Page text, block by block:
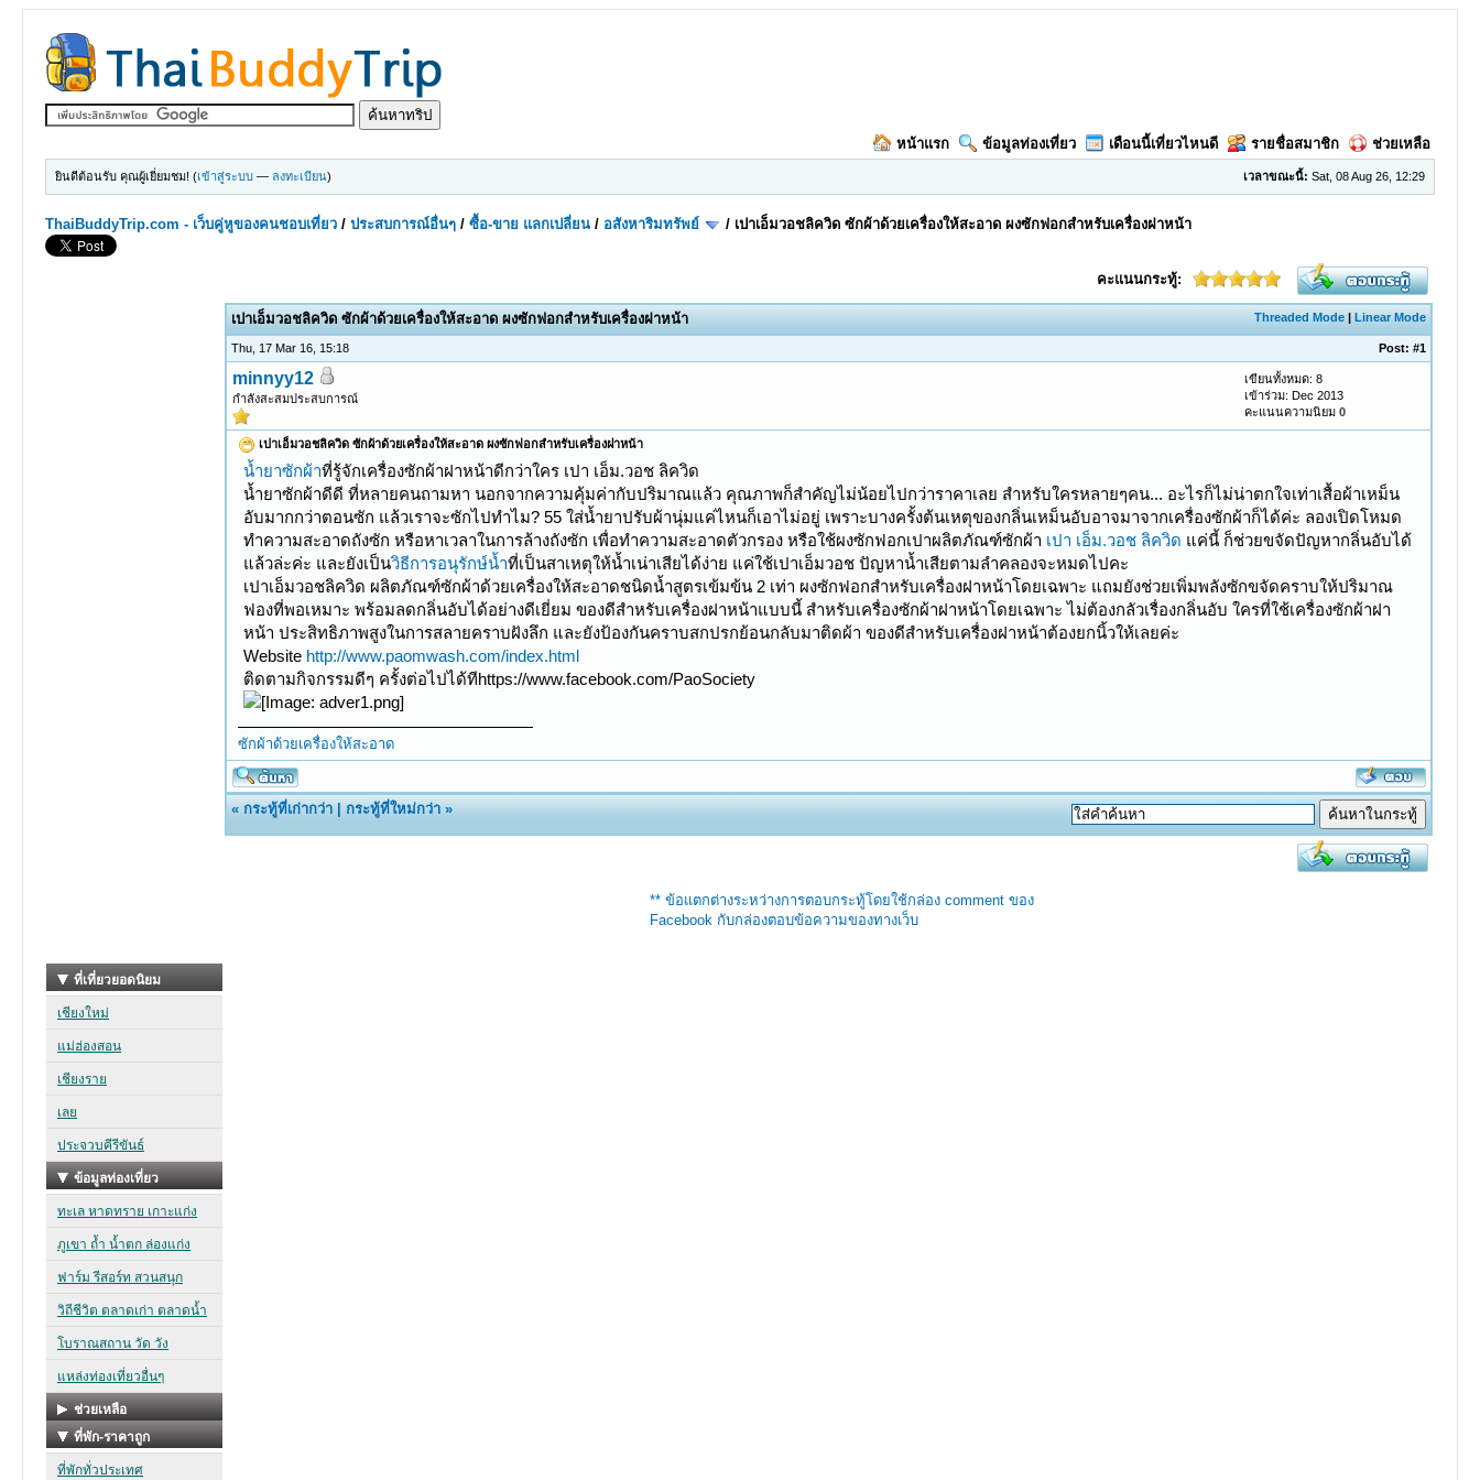
หน้าแรก ข้อมูลท่องเที่ยว เดือนนี้เที่ยวไหนดี รายชื่อสมาชิก ช่วยเหลือ
เวลาขณะนี้: Sat, 08 Aug 26, 12:29
ยินดีต้อนรับ คุณผู้เยี่ยมชม! (เข้าสู่ระบบ — ลงทะเบียน)
ThaiBuddyTrip.com - เว็บคู่หูของคนชอบเที่ยว /ประสบการณ์อื่นๆ /ซื้อ-ขาย แลกเปลี่ยน / อสังหาริมทรัพย์ / เปาเอ็มวอชลิควิด ซักผ้าด้วยเครื่องให้สะอาด ผงซักฟอกสำหรับเครื่องฝาหน้า
คะแนนกระทู้:
Threaded Mode |Linear Mode
เปาเอ็มวอชลิควิด ซักผ้าด้วยเครื่องให้สะอาด ผงซักฟอกสำหรับเครื่องฝาหน้า
Thu, 17 Mar 16, 15:18 Post:#1
minnyy12
กำลังสะสมประสบการณ์
เขียนทั้งหมด: 8
เข้าร่วม: Dec 2013
คะแนนความนิยม0
เปาเอ็มวอชลิควิด ซักผ้าด้วยเครื่องให้สะอาด ผงซักฟอกสำหรับเครื่องฝาหน้า
น้ำยาซักผ้าที่รู้จักเครื่องซักผ้าฝาหน้าดีกว่าใคร เปา เอ็ม.วอช ลิควิด
น้ำยาซักผ้าดีดี ที่หลายคนถามหา นอกจากความคุ้มค่ากับปริมาณแล้ว คุณภาพก็สำคัญไม่น้อยไปกว่าราคาเลย สำหรับใครหลายๆคน... อะไรก็ไม่น่าตกใจเท่าเสื้อผ้าเหม็น
อับมากกว่าตอนซัก แล้วเราจะซักไปทำไม? 55 ใส่น้ำยาปรับผ้านุ่มแค่ไหนก็เอาไม่อยู่ เพราะบางครั้งต้นเหตุของกลิ่นเหม็นอับอาจมาจากเครื่องซักผ้าก็ได้ค่ะ ลองเปิดโหมด
ทำความสะอาดถังซัก หรือหาเวลาในการล้างถังซัก เพื่อทำความสะอาดตัวกรอง หรือใช้ผงซักฟอกเปาผลิตภัณฑ์ซักผ้า เปา เอ็ม.วอช ลิควิด แค่นี้ ก็ช่วยขจัดปัญหากลิ่นอับได้
แล้วล่ะค่ะ และยังเป็นวิธีการอนุรักษ์น้ำที่เป็นสาเหตุให้น้ำเน่าเสียได้ง่าย แค่ใช้เปาเอ็มวอช ปัญหาน้ำเสียตามลำคลองจะหมดไปคะ
เปาเอ็มวอชลิควิด ผลิตภัณฑ์ซักผ้าด้วยเครื่องให้สะอาดชนิดน้ำสูตรเข้มข้น 2 เท่า ผงซักฟอกสำหรับเครื่องฝาหน้าโดยเฉพาะ แถมยังช่วยเพิ่มพลังซักขจัดคราบให้ปริมาณ
ฟองที่พอเหมาะ พร้อมลดกลิ่นอับได้อย่างดีเยี่ยม ของดีสำหรับเครื่องฝาหน้าแบบนี้ สำหรับเครื่องซักผ้าฝาหน้าโดยเฉพาะ ไม่ต้องกลัวเรื่องกลิ่นอับ ใครที่ใช้เครื่องซักผ้าฝา
หน้า ประสิทธิภาพสูงในการสลายคราบฝังลึก และยังป้องกันคราบสกปรกย้อนกลับมาติดผ้า ของดีสำหรับเครื่องฝาหน้าต้องยกนิ้วให้เลยค่ะ
Website http://www.paomwash.com/index.html
ติดตามกิจกรรมดีๆ ครั้งต่อไปได้ทีhttps://www.facebook.com/PaoSociety
ซักผ้าด้วยเครื่องให้สะอาด
«กระทู้ที่เก่ากว่า |กระทู้ที่ใหม่กว่า »
** ข้อแตกต่างระหว่างการตอบกระทู้โดยใช้กล่อง comment ของ
Facebook กับกล่องตอบข้อความของทางเว็บ